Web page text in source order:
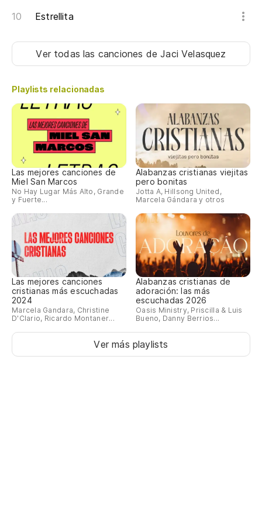
Estrellita
Ver todas las canciones de Jaci Velasquez
Playlists relacionadas
Las mejores canciones de
Miel San Marcos
No Hay Lugar Más Alto, Grande
y Fuerte...
Alabanzas cristianas viejitas
pero bonitas
Jotta A, Hillsong United,
Marcela Gándara y otros
Las mejores canciones
cristianas más escuchadas
2024
Marcela Gandara, Christine
D'Clario, Ricardo Montaner...
Alabanzas cristianas de
adoración: las más
escuchadas 2026
Oasis Ministry, Priscilla & Luis
Bueno, Danny Berrios...
Ver más playlists